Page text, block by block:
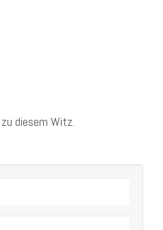
diesem Witz.